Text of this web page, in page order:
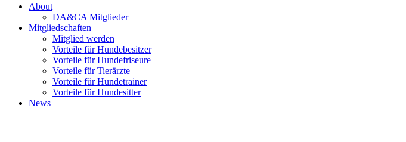
About
DA&CA Mitglieder
Mitgliedschaften
Mitglied werden
Vorteile für Hundebesitzer
Vorteile für Hundefriseure
Vorteile für Tierärzte
Vorteile für Hundetrainer
Vorteile für Hundesitter
News